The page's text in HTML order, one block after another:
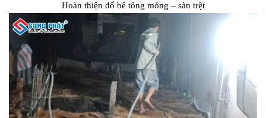
Hoàn thiện đổ bê tông móng – sàn trệt